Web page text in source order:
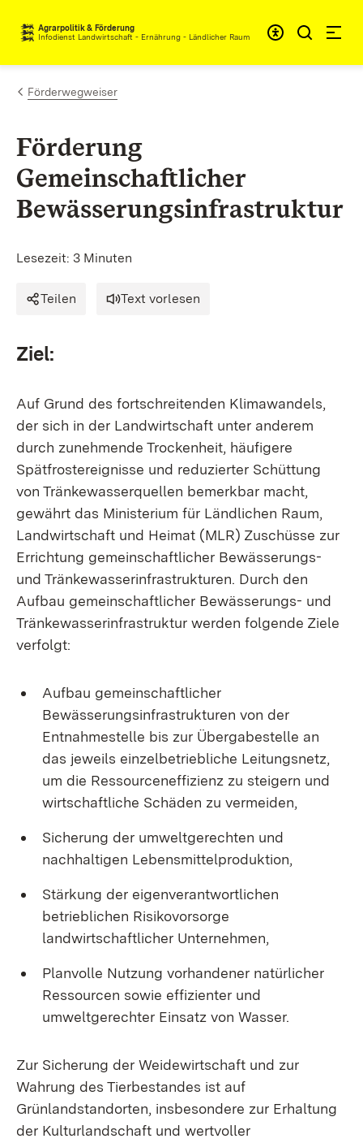
Zum Inhalt springen
Agrarpolitik & Förderung
Infodienst Landwirtschaft - Ernährung - Ländlicher Raum
Förderwegweiser
Förderung
Gemeinschaftlicher
Bewässerungsinfrastruktur
Lesezeit: 3 Minuten
Teilen Text vorlesen
Ziel:
Auf Grund des fortschreitenden Klimawandels,
der sich in der Landwirtschaft unter anderem
durch zunehmende Trockenheit, häufigere
Spätfrostereignisse und reduzierter Schüttung
von Tränkewasserquellen bemerkbar macht,
gewährt das Ministerium für Ländlichen Raum,
Landwirtschaft und Heimat (MLR) Zuschüsse zur
Errichtung gemeinschaftlicher Bewässerungs-
und Tränkewasserinfrastrukturen. Durch den
Aufbau gemeinschaftlicher Bewässerungs- und
Tränkewasserinfrastruktur werden folgende Ziele
verfolgt:
Aufbau gemeinschaftlicher
Bewässerungsinfrastrukturen von der
Entnahmestelle bis zur Übergabestelle an
das jeweils einzelbetriebliche Leitungsnetz,
um die Ressourceneffizienz zu steigern und
wirtschaftliche Schäden zu vermeiden,
Sicherung der umweltgerechten und
nachhaltigen Lebensmittelproduktion,
Stärkung der eigenverantwortlichen
betrieblichen Risikovorsorge
landwirtschaftlicher Unternehmen,
Planvolle Nutzung vorhandener natürlicher
Ressourcen sowie effizienter und
umweltgerechter Einsatz von Wasser.
Zur Sicherung der Weidewirtschaft und zur
Wahrung des Tierbestandes ist auf
Grünlandstandorten, insbesondere zur Erhaltung
der Kulturlandschaft und wertvoller